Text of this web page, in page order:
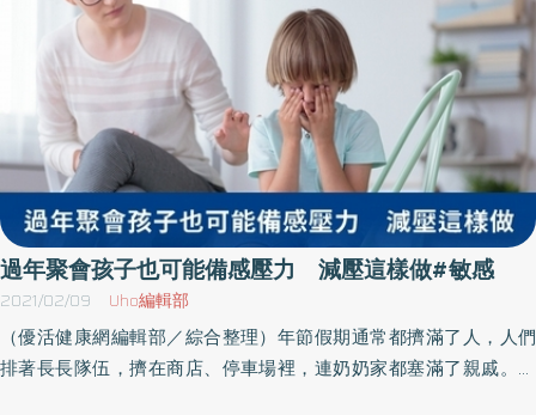
過年聚會孩子也可能備感壓力 減壓這樣做#敏感
2021/02/09 Uho編輯部
（優活健康網編輯部／綜合整理）年節假期通常都擠滿了人，人們
排著長長隊伍，擠在商店、停車場裡，連奶奶家都塞滿了親戚。在